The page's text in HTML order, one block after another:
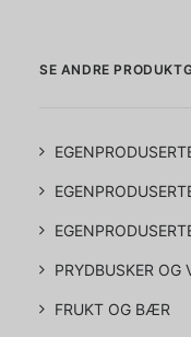
SE ANDRE
PRYDBUSKER
FRUKT OG BÆR